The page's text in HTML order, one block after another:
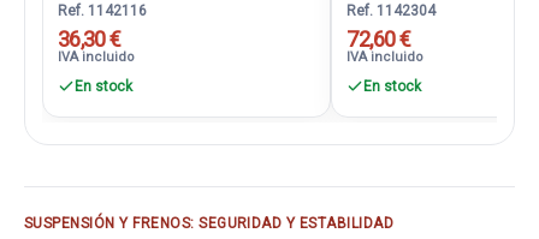
Ref. 1142116
36,30 €
IVA incluido
En stock
Ref. 1142304
72,60 €
IVA incluido
En stock
SUSPENSIÓN Y FRENOS: SEGURIDAD Y ESTABILIDAD